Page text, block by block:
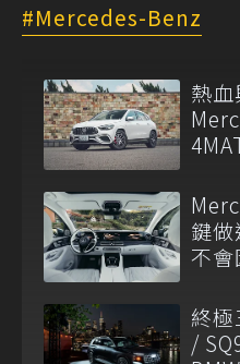
Mercedes-Benz
熱
鍵
不
終
/